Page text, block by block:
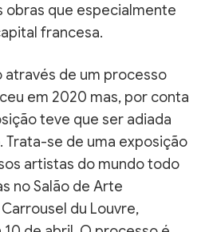
obras que especialmente
francesa.
de um processo
em 2020 mas, por conta
teve que ser adiada
Trata-se de uma exposição
artistas do mundo todo
no Salão de Arte
du Louvre,